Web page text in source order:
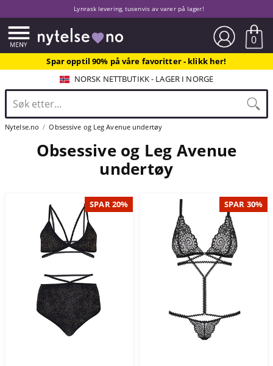
Lynrask levering, tusenvis av varer på lager!
0
Spar opptil 90% på våre favoritter - klikk her!
NORSK NETTBUTIKK - LAGER I NORGE
Nytelse.no Obsessive og Leg Avenue undertøy
Obsessive og Leg Avenue
undertøy
SPAR 20% SPAR 30%